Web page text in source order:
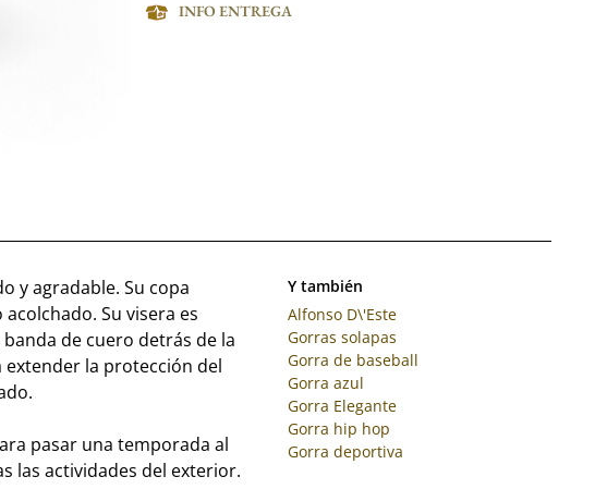
INFO ENTREGA
y agradable. Su copa
Su visera es
de cuero detrás de la
extender la protección del
pasar una temporada al
las actividades del exterior.
Y también
Alfonso D\'Este
Gorras solapas
Gorra de baseball
Gorra azul
Gorra Elegante
Gorra hip hop
Gorra deportiva